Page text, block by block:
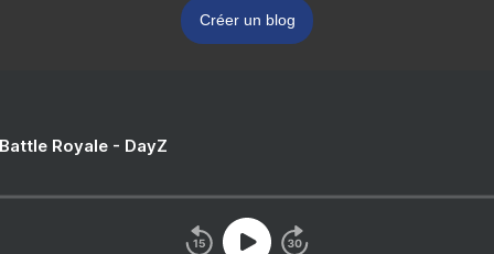
Créer un blog
Royale - DayZ